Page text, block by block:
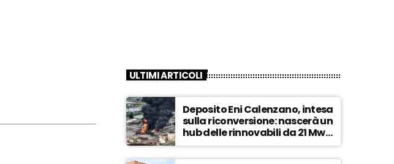
ULTIMI ARTICOLI
Deposito Eni Calenzano, intesa
sulla riconversione: nascerà un
hub delle rinnovabili da 21 Mw –
ASCOLTA